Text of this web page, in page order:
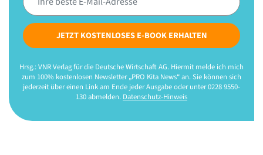
JETZT KOSTENLOSES E-BOOK ERHALTEN
Hrsg.: VNR Verlag für die Deutsche Wirtschaft AG. Hiermit melde ich mich
zum 100% kostenlosen Newsletter „PRO Kita News“ an. Sie können sich
jederzeit über einen Link am Ende jeder Ausgabe oder unter 0228 9550-
130 abmelden. Datenschutz-Hinweis